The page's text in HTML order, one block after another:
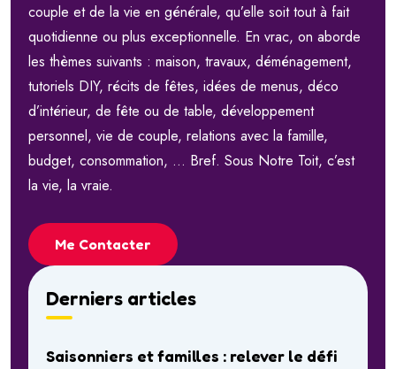
couple et de la vie en générale, qu’elle soit tout à fait
quotidienne ou plus exceptionnelle. En vrac, on aborde
les thèmes suivants : maison, travaux, déménagement,
tutoriels DIY, récits de fêtes, idées de menus, déco
d’intérieur, de fête ou de table, développement
personnel, vie de couple, relations avec la famille,
budget, consommation, … Bref. Sous Notre Toit, c’est
la vie, la vraie.
Me Contacter
Derniers articles
Saisonniers et familles : relever le défi